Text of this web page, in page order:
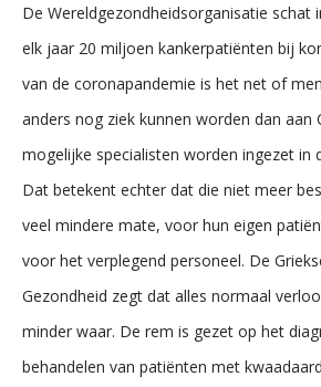
De Wereldgezondheidsorganisatie schat
elk jaar 20 miljoen kankerpatiënten bij
van de coronapandemie is het net of
anders nog ziek kunnen worden dan aan
mogelijke specialisten worden ingezet in
Dat betekent echter dat die niet meer
veel mindere mate, voor hun eigen
voor het verplegend personeel. De
Gezondheid zegt dat alles normaal
minder waar. De rem is gezet op het
behandelen van patiënten met